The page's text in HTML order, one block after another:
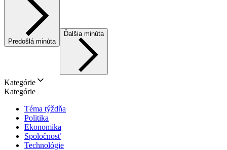
Predošlá minúta
Ďalšia minúta
Kategórie
Kategórie
Téma týždňa
Politika
Ekonomika
Spoločnosť
Technológie